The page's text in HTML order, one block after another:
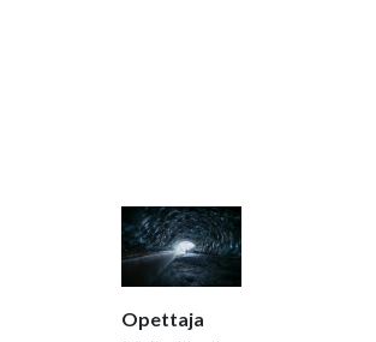
Opettaja